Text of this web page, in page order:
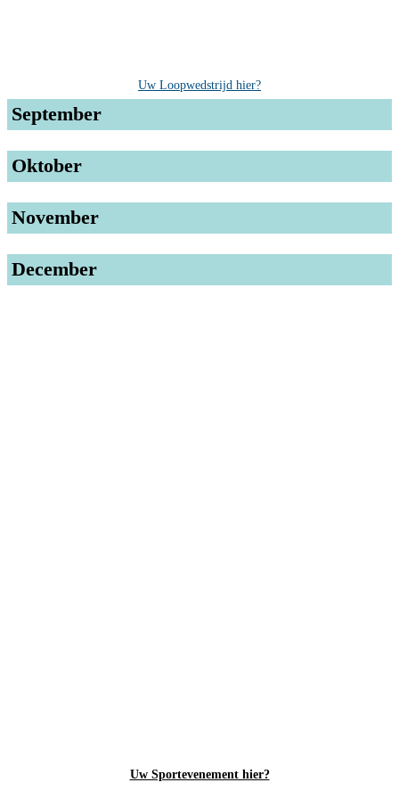
Uw Loopwedstrijd hier?
September
Oktober
November
December
Uw Sportevenement hier?